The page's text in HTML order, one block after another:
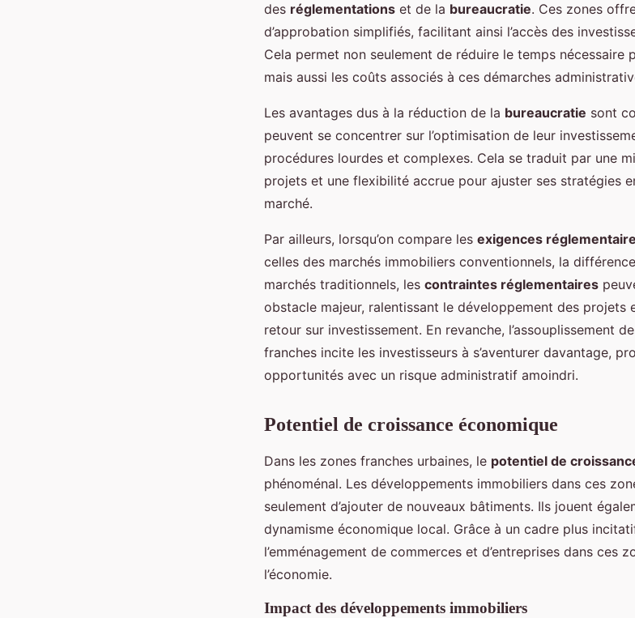
des réglementations et de la bureaucratie. Ces zones
d’approbation simplifiés, facilitant ainsi l’accès des
Cela permet non seulement de réduire le temps nécessaire
mais aussi les coûts associés à ces démarches
Les avantages dus à la réduction de la bureaucratie sont
peuvent se concentrer sur l’optimisation de leur
procédures lourdes et complexes. Cela se traduit par une
projets et une flexibilité accrue pour ajuster ses stratégies
marché.
Par ailleurs, lorsqu’on compare les exigences
celles des marchés immobiliers conventionnels, la
marchés traditionnels, les contraintes réglementaires
obstacle majeur, ralentissant le développement des projets
retour sur investissement. En revanche, l’assouplissement
franches incite les investisseurs à s’aventurer davantage,
opportunités avec un risque administratif amoindri.
Potentiel de croissance économique
Dans les zones franches urbaines, le potentiel de
phénoménal. Les développements immobiliers dans ces
seulement d’ajouter de nouveaux bâtiments. Ils jouent
dynamisme économique local. Grâce à un cadre plus
l’emménagement de commerces et d’entreprises dans ces
l’économie.
Impact des développements immobiliers